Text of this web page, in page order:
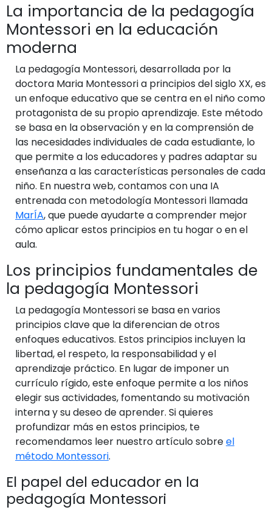
La importancia de la pedagogía
Montessori en la educación
moderna
La pedagogía Montessori, desarrollada por la
doctora Maria Montessori a principios del siglo XX, es
un enfoque educativo que se centra en el niño como
protagonista de su propio aprendizaje. Este método
se basa en la observación y en la comprensión de
las necesidades individuales de cada estudiante, lo
que permite a los educadores y padres adaptar su
enseñanza a las características personales de cada
niño. En nuestra web, contamos con una IA
entrenada con metodología Montessori llamada
MarÍA, que puede ayudarte a comprender mejor
cómo aplicar estos principios en tu hogar o en el
aula.
Los principios fundamentales de
la pedagogía Montessori
La pedagogía Montessori se basa en varios
principios clave que la diferencian de otros
enfoques educativos. Estos principios incluyen la
libertad, el respeto, la responsabilidad y el
aprendizaje práctico. En lugar de imponer un
currículo rígido, este enfoque permite a los niños
elegir sus actividades, fomentando su motivación
interna y su deseo de aprender. Si quieres
profundizar más en estos principios, te
recomendamos leer nuestro artículo sobreel
método Montessori.
El papel del educador en la
pedagogía Montessori